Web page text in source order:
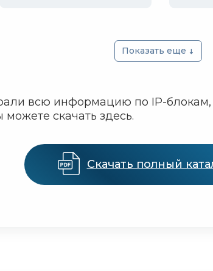
всю информацию по IP-
скачать здесь.
Скачать полный
Показать еще